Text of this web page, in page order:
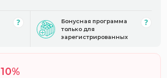
Бонусная программа
только для
зарегистрированных
10%